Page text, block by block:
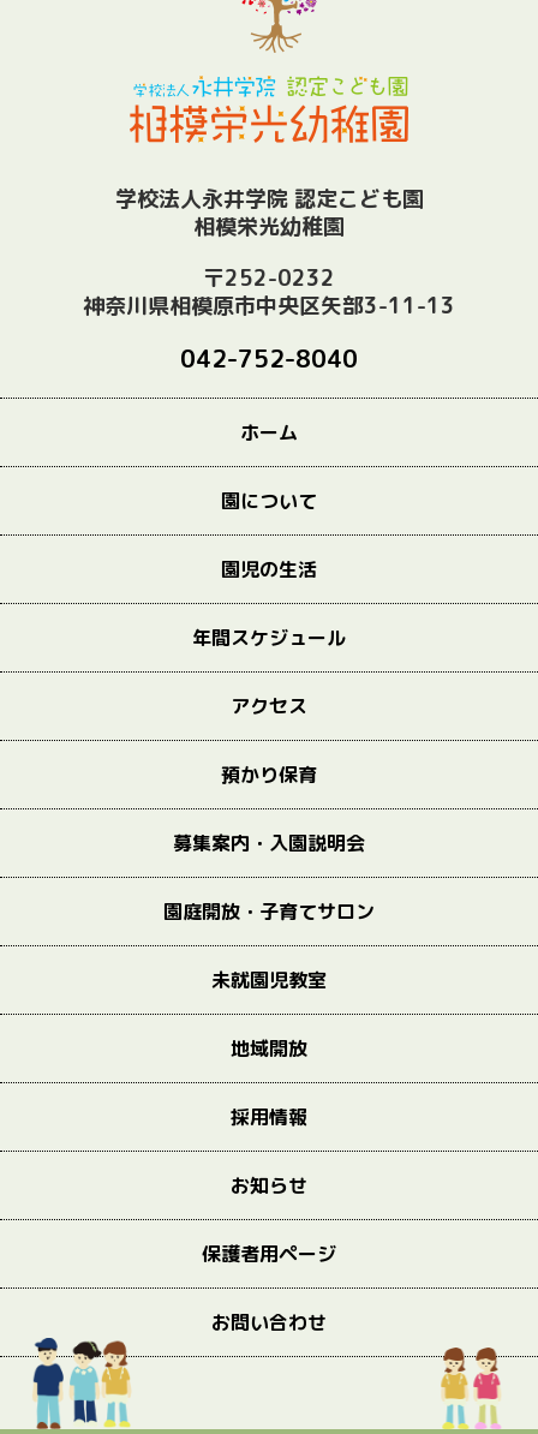
学校法人永井学院 認定こども園
相模栄光幼稚園
〒252-0232
神奈川県相模原市中央区矢部3-11-13
042-752-8040
ホーム
園について
園児の生活
年間スケジュール
アクセス
預かり保育
募集案内・入園説明会
園庭開放・子育てサロン
未就園児教室
地域開放
採用情報
お知らせ
保護者用ページ
お問い合わせ